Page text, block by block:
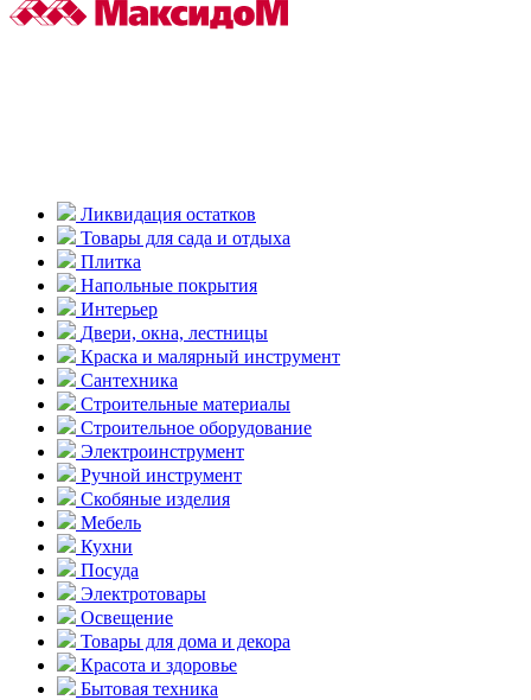
Ликвидация остатков
Товары для сада и отдыха
Плитка
Напольные покрытия
Интерьер
Двери, окна, лестницы
Краска и малярный инструмент
Сантехника
Строительные материалы
Строительное оборудование
Электроинструмент
Ручной инструмент
Скобяные изделия
Мебель
Кухни
Посуда
Электротовары
Освещение
Товары для дома и декора
Красота и здоровье
Бытовая техника